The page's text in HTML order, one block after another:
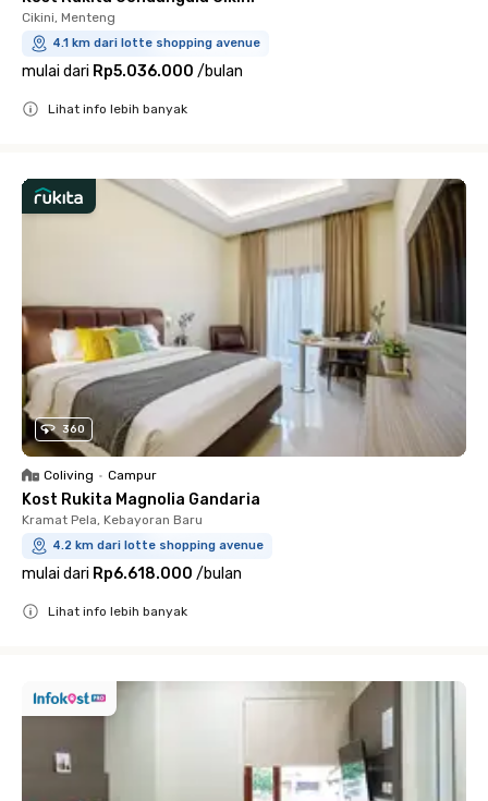
Cikini, Menteng
4.1 km dari lotte shopping avenue
mulai dari Rp5.036.000 /bulan
Lihat info lebih banyak
360
Coliving • Campur
Kost Rukita Magnolia Gandaria
Kramat Pela, Kebayoran Baru
4.2 km dari lotte shopping avenue
mulai dari Rp6.618.000 /bulan
Lihat info lebih banyak